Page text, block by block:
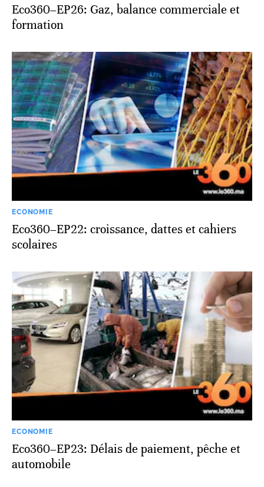
Eco360–EP26: Gaz, balance commerciale et
formation
ECONOMIE
Eco360–EP22: croissance, dattes et cahiers
scolaires
ECONOMIE
Eco360–EP23: Délais de paiement, pêche et
automobile